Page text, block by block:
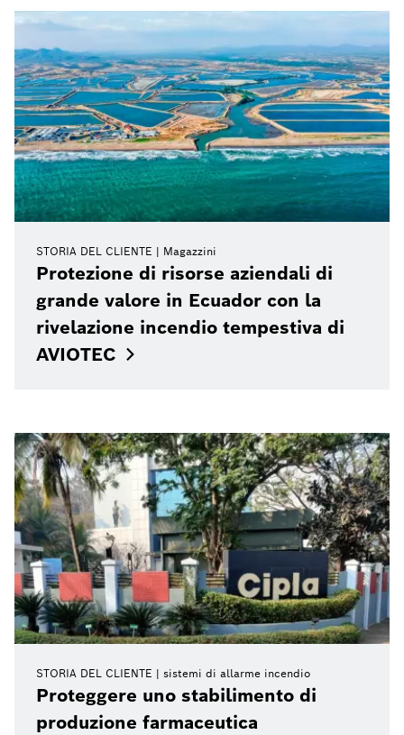
STORIA DEL CLIENTE Magazzini
Protezione di risorse aziendali di
grande valore in Ecuador con la
rivelazione incendio tempestiva di
AVIOTEC
STORIA DEL CLIENTE sistemi di allarme incendio
Proteggere uno stabilimento di
produzione farmaceutica